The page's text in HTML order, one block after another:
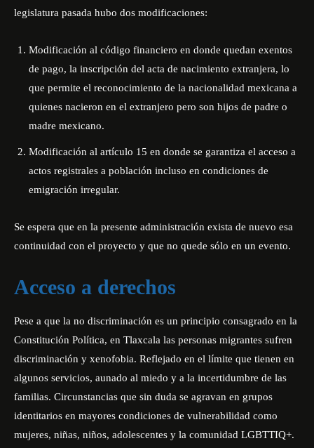
legislatura pasada hubo dos modificaciones:
Modificación al código financiero en donde quedan exentos
de pago, la inscripción del acta de nacimiento extranjera, lo
que permite el reconocimiento de la nacionalidad mexicana a
quienes nacieron en el extranjero pero son hijos de padre o
madre mexicano.
Modificación al artículo 15 en donde se garantiza el acceso a
actos registrales a población incluso en condiciones de
emigración irregular.
Se espera que en la presente administración exista de nuevo esa
continuidad con el proyecto y que no quede sólo en un evento.
Acceso a derechos
Pese a que la no discriminación es un principio consagrado en la
Constitución Política, en Tlaxcala las personas migrantes sufren
discriminación y xenofobia. Reflejado en el límite que tienen en
algunos servicios, aunado al miedo y a la incertidumbre de las
familias. Circunstancias que sin duda se agravan en grupos
identitarios en mayores condiciones de vulnerabilidad como
mujeres, niñas, niños, adolescentes y la comunidad LGBTTIQ+.